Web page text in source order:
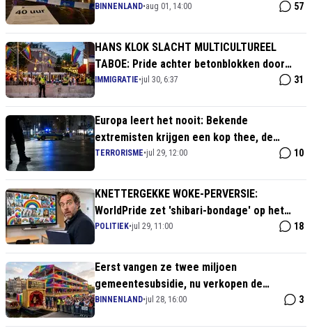
een taakstrafje afgedaan
BINNENLAND•aug 01, 14:00 57
HANS KLOK SLACHT MULTICULTUREEL
TABOE: Pride achter betonblokken door
geïmporteerd geweld!
IMMIGRATIE•jul 30, 6:37 31
Europa leert het nooit: Bekende
extremisten krijgen een kop thee, de
burger krijgt de rekening
TERRORISME•jul 29, 12:00 10
KNETTERGEKKE WOKE-PERVERSIE:
WorldPride zet 'shibari-bondage' op het
programma voor alleengaanden!
POLITIEK•jul 29, 11:00 18
Eerst vangen ze twee miljoen
gemeentesubsidie, nu verkopen de
regenboogdeugers peperdure VIP-stoelen
BINNENLAND•jul 28, 16:00 3